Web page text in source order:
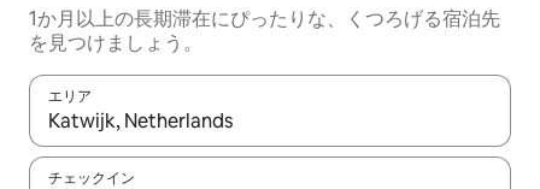
1か月以上の長期滞在にぴったりな、くつろげる宿泊先
を見つけましょう。
エリア
検索結果が表示されたら、上下の矢印キーを使って移動するか
チェックイン